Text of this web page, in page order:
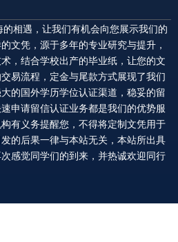
相遇，让我们有机会向您展示我们的
文凭，源于多年的专业研究与提升，
，结合学校出产的毕业纸，让您的文
易流程，定金与尾款方式展现了我们
的国外学历学位认证渠道，稳妥的留
申请留信认证业务都是我们的优势服
有义务提醒您，不得将定制文凭用于
的后果一律与本站无关，本站所出具
感觉同学们的到来，并热诚欢迎同行